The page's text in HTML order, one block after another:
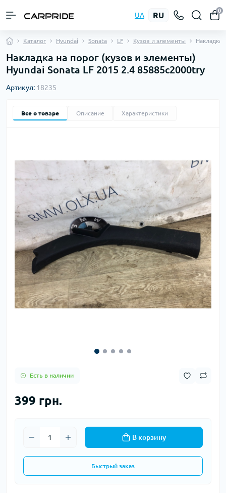
UA RU
0
Каталог Hyundai Sonata LF Кузов и элементы Накладка
Накладка на порог (кузов и элементы)
Hyundai Sonata LF 2015 2.4 85885c2000try
Артикул: 18235
Все о товаре Описание Характеристики
Есть в наличии
399 грн.
В корзину
Быстрый заказ